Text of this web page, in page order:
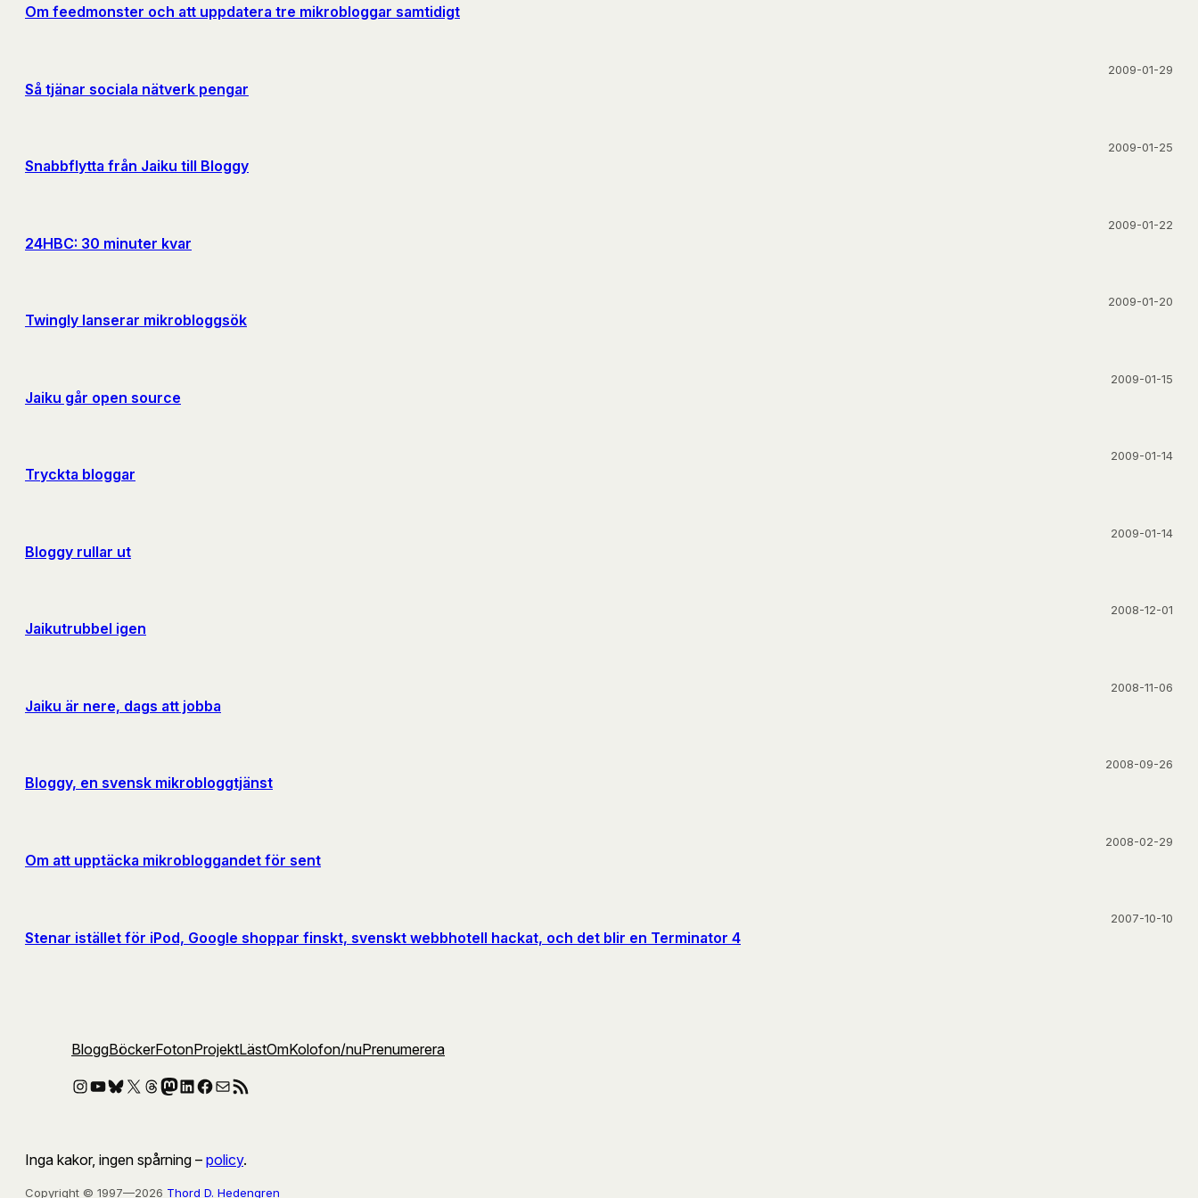
Om feedmonster och att uppdatera tre mikrobloggar samtidigt
Så tjänar sociala nätverk pengar
2009-01-29
Snabbflytta från Jaiku till Bloggy
2009-01-25
24HBC: 30 minuter kvar
2009-01-22
Twingly lanserar mikrobloggsök
2009-01-20
Jaiku går open source
2009-01-15
Tryckta bloggar
2009-01-14
Bloggy rullar ut
2009-01-14
Jaikutrubbel igen
2008-12-01
Jaiku är nere, dags att jobba
2008-11-06
Bloggy, en svensk mikrobloggtjänst
2008-09-26
Om att upptäcka mikrobloggandet för sent
2008-02-29
Stenar istället för iPod, Google shoppar finskt, svenskt webbhotell hackat, och det blir en Terminator 4
2007-10-10
BloggBöckerFotonProjektLästOmKolofon/nuPrenumerera
Instagram
YouTube
Bluesky
X Threads
Mastodon
LinkedIn
Facebook
E-postRSS-flöde
Inga kakor, ingen spårning – policy.
Copyright © 1997—2026 Thord D. Hedengren